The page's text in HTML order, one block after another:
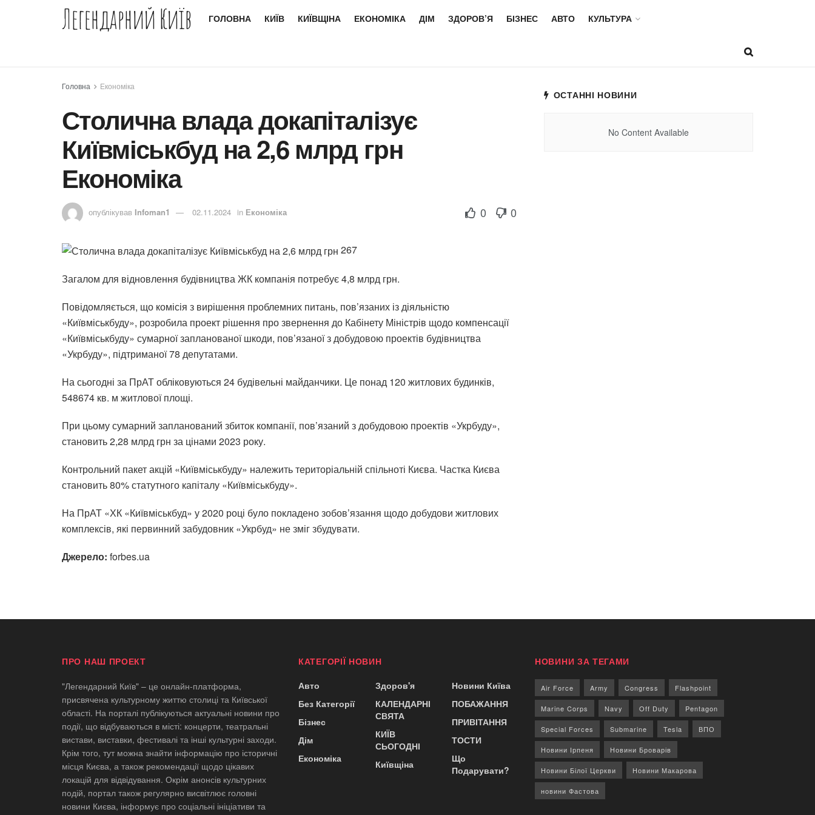
Легендарний Київ ГОЛОВНА КИЇВ КИЇВЩІНА ЕКОНОМІКА ДІМ ЗДОРОВ’Я БІЗНЕС АВТО КУЛЬТУРА
Головна Економіка
Столична влада докапіталізує
Київміськбуд на 2,6 млрд грн
Економіка
опублікував Infoman1 02.11.2024 in Економіка 0 0
267
Загалом для відновлення будівництва ЖК компанія потребує 4,8 млрд грн.
Повідомляється, що комісія з вирішення проблемних питань, пов’язаних із діяльністю
«Київміськбуду», розробила проект рішення про звернення до Кабінету Міністрів щодо компенсації
«Київміськбуду» сумарної запланованої шкоди, пов’язаної з добудовою проектів будівництва
«Укрбуду», підтриманої 78 депутатами.
На сьогодні за ПрАТобліковуються 24 будівельні майданчики. Це понад 120 житлових будинків,
548674 кв. м житлової площі.
При цьому сумарний запланований збиток компанії, пов’язаний з добудовою проектів «Укрбуду»,
становить 2,28 млрд грн за цінами 2023 року.
Контрольний пакет акцій «Київміськбуду» належить територіальній спільноті Києва. Частка Києва
становить 80% статутного капіталу «Київміськбуду».
На ПрАТ «ХК «Київміськбуд» у 2020 році було покладено зобов’язання щодо добудови житлових
комплексів, які первинний забудовник «Укрбуд» не зміг збудувати.
Джерело: forbes.ua
ОСТАННІ НОВИНИ
No Content Available
ПРО НАШ ПРОЕКТ
"Легендарний Київ" – це онлайн-платформа,
присвячена культурному життю столиці та Київської
області. На порталі публікуються актуальні новини про
події, що відбуваються в місті: концерти, театральні
вистави, виставки, фестивалі та інші культурні заходи.
Крім того, тут можна знайти інформацію про історичні
місця Києва, а також рекомендації щодо цікавих
локацій для відвідування. Окрім анонсів культурних
подій, портал також регулярно висвітлює головні
новини Києва, інформує про соціальні ініціативи та
КАТЕГОРІЇ НОВИН
Авто
Без Категорії
Бізнес
Дім
Економіка
Здоров'я
КАЛЕНДАРНІ
СВЯТА
КИЇВ
СЬОГОДНІ
Київщіна
Новини Київа
ПОБАЖАННЯ
ПРИВІТАННЯ
ТОСТИ
Що
Подарувати?
НОВИНИ ЗА ТЕГАМИ
Air Force Army Congress Flashpoint
Marine Corps Navy Off Duty Pentagon
Special Forces Submarine Tesla ВПО
Новини Ірпеня Новини Броварів
Новини Білої Церкви Новини Макарова
новини Фастова